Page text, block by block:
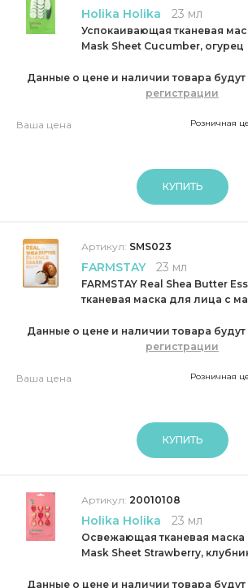
Holika Holika 23 мл
Успокаивающая тканевая
Mask Sheet Cucumber, огурец
Данные о цене и наличии товара
регистрации
Ваша цена Розничная
КУПИТЬ
Артикул: SMS023
FARMSTAY 23 мл
FARMSTAY Real Shea Butter
тканевая маска для лица с
Данные о цене и наличии товара
регистрации
Ваша цена Розничная
КУПИТЬ
Артикул: 20010108
Holika Holika 23 мл
Освежающая тканевая маска
Mask Sheet Strawberry,
Данные о цене и наличии товара